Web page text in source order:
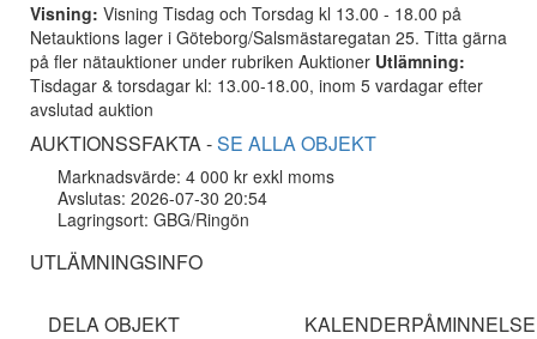
Visning: Visning Tisdag och Torsdag kl 13.00 - 18.00 på
Netauktions lager i Göteborg/Salsmästaregatan 25. Titta gärna
på fler nätauktioner under rubriken Auktioner Utlämning:
Tisdagar & torsdagar kl: 13.00-18.00, inom 5 vardagar efter
avslutad auktion
AUKTIONSSFAKTA -SE ALLA OBJEKT
Marknadsvärde: 4 000 kr exkl moms
Avslutas: 2026-07-30 20:54
Lagringsort: GBG/Ringön
UTLÄMNINGSINFO
DELA OBJEKT KALENDERPÅMINNELSE